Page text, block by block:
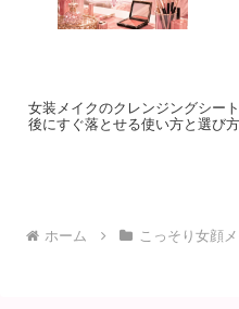
女装メイクのクレンジングシー
後にすぐ落とせる使い方と選び方
ホーム こっそり女顔